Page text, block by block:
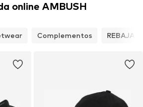
online AMBUSH
Complementos REBAJAS